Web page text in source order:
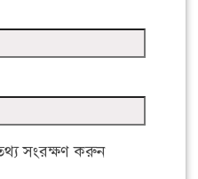
সংরক্ষণ করুন